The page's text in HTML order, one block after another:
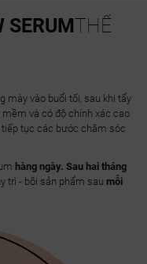
SERUMTHẾ
mày vào buổi tối, sau khi tẩy
và có độ chính xác cao
tiếp tục các bước chăm sóc
hàng ngày. Sau hai tháng
trì - bôi sản phẩm sau mỗi